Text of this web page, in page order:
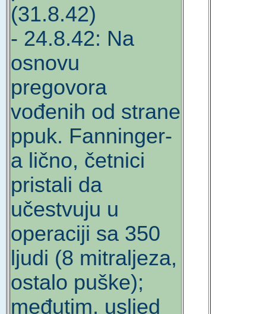
(31.8.42)
- 24.8.42: Na
osnovu
pregovora
vođenih od strane
ppuk. Fanninger-
a lično, četnici
pristali da
učestvuju u
operaciji sa 350
ljudi (8 mitraljeza,
ostalo puške);
međutim, usljed